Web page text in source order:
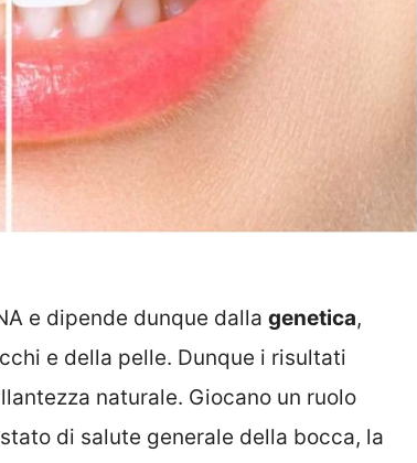
e dipende dunque dalla genetica,
e della pelle. Dunque i risultati
naturale. Giocano un ruolo
di salute generale della bocca, la